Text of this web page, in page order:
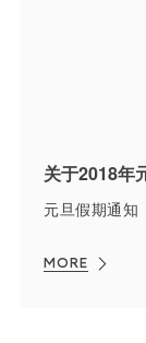
关于2018年
元旦假期通知
MORE